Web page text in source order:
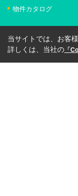
物件カタログ
当サイトでは、お客
詳しくは、当社の 「